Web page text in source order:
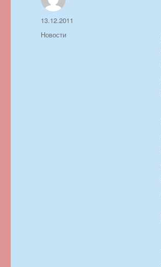
Автор
Опубликовано
13.12.2011
Рубрики
Новости